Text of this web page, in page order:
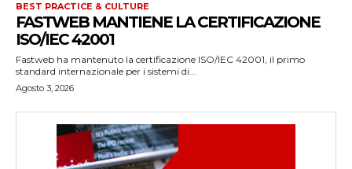
BEST PRACTICE & CULTURE
FASTWEB MANTIENE LA CERTIFICAZIONE
ISO/IEC 42001
Fastweb ha mantenuto la certificazione ISO/IEC 42001, il primo
standard internazionale per i sistemi di...
Agosto 3, 2026